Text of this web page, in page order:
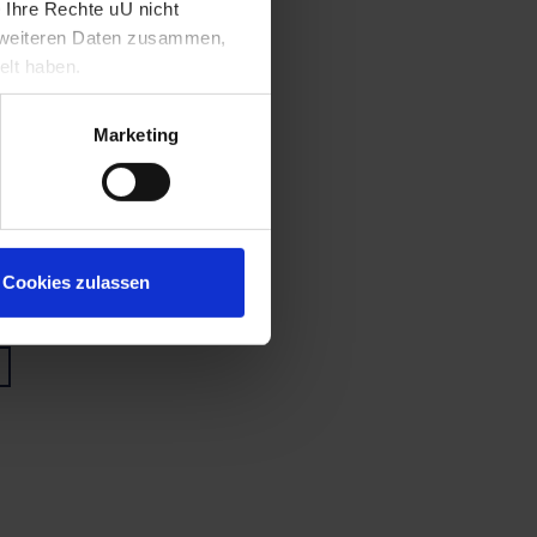
Ihre Rechte uU nicht
Daten zusammen,
haben.
Marketing
Cookies zulassen